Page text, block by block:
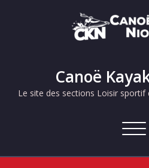
Canoë
Le site des sections Loisir